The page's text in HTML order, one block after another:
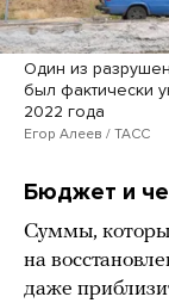
Один из
был фактически
2022 года
Егор Алеев / ТАСС
Бюджет и
Суммы,
на
даже